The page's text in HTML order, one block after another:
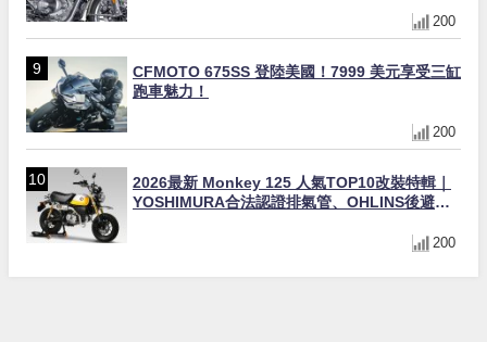
200
CFMOTO 675SS 登陸美國！7999 美元享受三缸
跑車魅力！
200
2026最新 Monkey 125 人氣TOP10改裝特輯｜
YOSHIMURA合法認證排氣管、OHLINS後避
200